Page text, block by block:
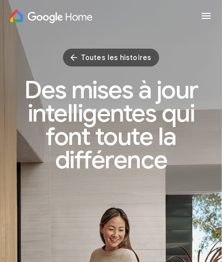
Acheter maintenant arrow_right_alt
Toutes les histoires
Des mises à jour
intelligentesqui
font toute la
différence